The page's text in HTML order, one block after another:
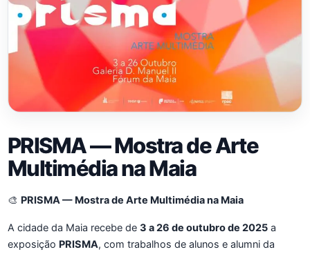
PRISMA — Mostra de Arte
Multimédia na Maia
🎨 PRISMA — Mostra de Arte Multimédia na Maia
A cidade da Maia recebe de 3 a 26 de outubro de 2025 a
exposição PRISMA, com trabalhos de alunos e alumni da